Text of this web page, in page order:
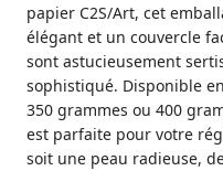
papier C2S/Art, cet
élégant et un couvercle
sont astucieusement
sophistiqué. Disponible
350 grammes ou 400
est parfaite pour votre
soit une peau radieuse,